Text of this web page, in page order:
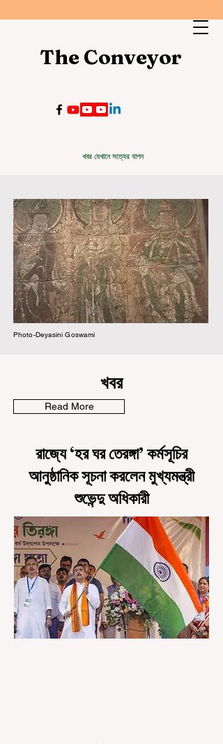
The Conveyor
খবর যেখানে সত্যের যাপন
Photo-Deyasini Goswami
খবর
Read More
রাজ্যে ‘হর ঘর তেরঙ্গা’ কর্মসূচির
আনুষ্ঠানিক সূচনা করলেন মুখ্যমন্ত্রী
শুভেন্দু অধিকারী